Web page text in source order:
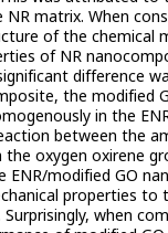
matrix. When
of the chemical
of NR
difference
the modified
in the
between the
oxygen oxirene
ENR/modified GO
properties to
when